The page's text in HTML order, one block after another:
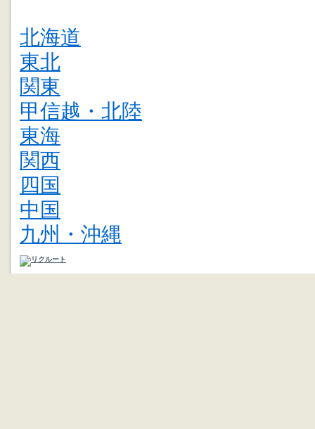
北海道
東北
関東
甲信越・北陸
東海
関西
四国
中国
九州・沖縄